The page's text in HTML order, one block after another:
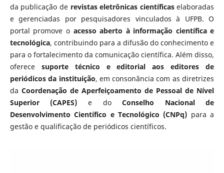
da publicação de revistas eletrônicas científicaselaboradas
e gerenciadas por pesquisadores vinculados à UFPB. O
portal promove o acesso aberto à informação científica e
tecnológica, contribuindo para a difusão do conhecimento e
para o fortalecimento da comunicação científica. Além disso,
oferece suporte técnico e editorial aos editores de
periódicos da instituição, em consonância com as diretrizes
da Coordenação de Aperfeiçoamento de Pessoal de Nível
Superior (CAPES) e doConselho Nacional de
Desenvolvimento Científico e Tecnológico (CNPq) para a
gestão e qualificação de periódicos científicos.